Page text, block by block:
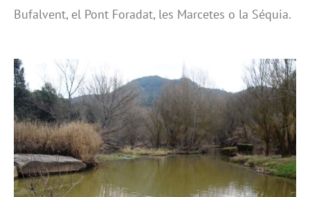
Bufalvent, el Pont Foradat, les Marcetes o la Séquia.